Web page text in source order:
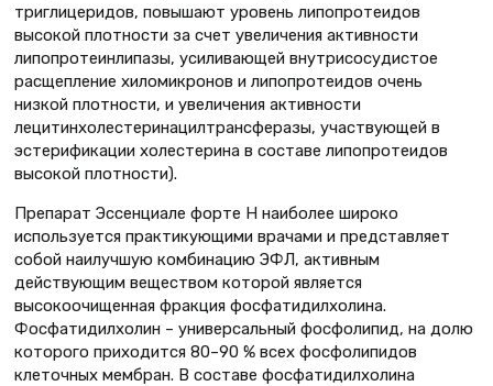
триглицеридов, повышают уровень липопротеидов
высокой плотности за счет увеличения активности
липопротеинлипазы, усиливающей внутрисосудистое
расщепление хиломикронов и липопротеидов очень
низкой плотности, и увеличения активности
лецитинхолестеринацилтрансферазы, участвующей в
эстерификации холестерина в составе липопротеидов
высокой плотности).
Препарат Эссенциале форте Н наиболее широко
используется практикующими врачами и представляет
собой наилучшую комбинацию ЭФЛ, активным
действующим веществом которой является
высокоочищенная фракция фосфатидилхолина.
Фосфатидилхолин – универсальный фосфолипид, на долю
которого приходится 80–90 % всех фосфолипидов
клеточных мембран. В составе фосфатидилхолина